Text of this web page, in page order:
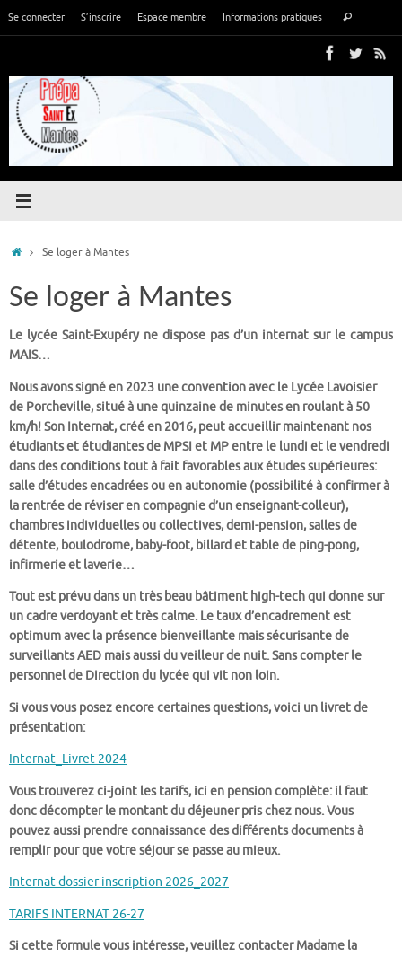
Se connecter S’inscrire Espace membre Informations pratiques
:
Rechercher
Accueil
Se loger à Mantes
Se loger à Mantes
Le lycée Saint-Exupéry ne dispose pas d’un internat sur le campus
MAIS…
Nous avons signé en 2023 une convention avec le Lycée Lavoisier
de Porcheville, situé à une quinzaine de minutes en roulant à 50
km/h! Son Internat, créé en 2016, peut accueillir maintenant nos
étudiants et étudiantes de MPSI et MP entre le lundi et le vendredi
dans des conditions tout à fait favorables aux études supérieures:
salle d’études encadrées ou en autonomie (possibilité à confirmer à
la rentrée de réviser en compagnie d’un enseignant-colleur),
chambres individuelles ou collectives, demi-pension, salles de
détente, boulodrome, baby-foot, billard et table de ping-pong,
infirmerie et laverie…
Tout est prévu dans un très beau bâtiment high-tech qui donne sur
un cadre verdoyant et très calme. Le taux d’encadrement est
optimum avec la présence bienveillante mais sécurisante de
surveillants AED mais aussi du veilleur de nuit. Sans compter le
personnel de Direction du lycée qui vit non loin.
Si vous vous posez encore certaines questions, voici un livret de
présentation:
Internat_Livret 2024
Vous trouverez ci-joint les tarifs, ici en pension complète: il faut
donc décompter le montant du déjeuner pris chez nous.Vous
pouvez aussi prendre connaissance des différents documents à
remplir pour que votre séjour se passe au mieux.
Internat dossier inscription 2026_2027
TARIFS INTERNAT 26-27
Si cette formule vous intéresse, veuillez contacter Madame la